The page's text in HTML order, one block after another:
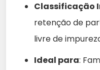
Classificação
retenção de
livre de
Ideal para: